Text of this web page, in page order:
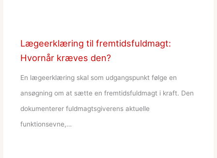
Lægeerklæring til fremtidsfuldmagt:
Hvornår kræves den?
En lægeerklæring skal som udgangspunkt følge en
ansøgning om at sætte en fremtidsfuldmagt i kraft. Den
dokumenterer fuldmagtsgiverens aktuelle
funktionsevne,…